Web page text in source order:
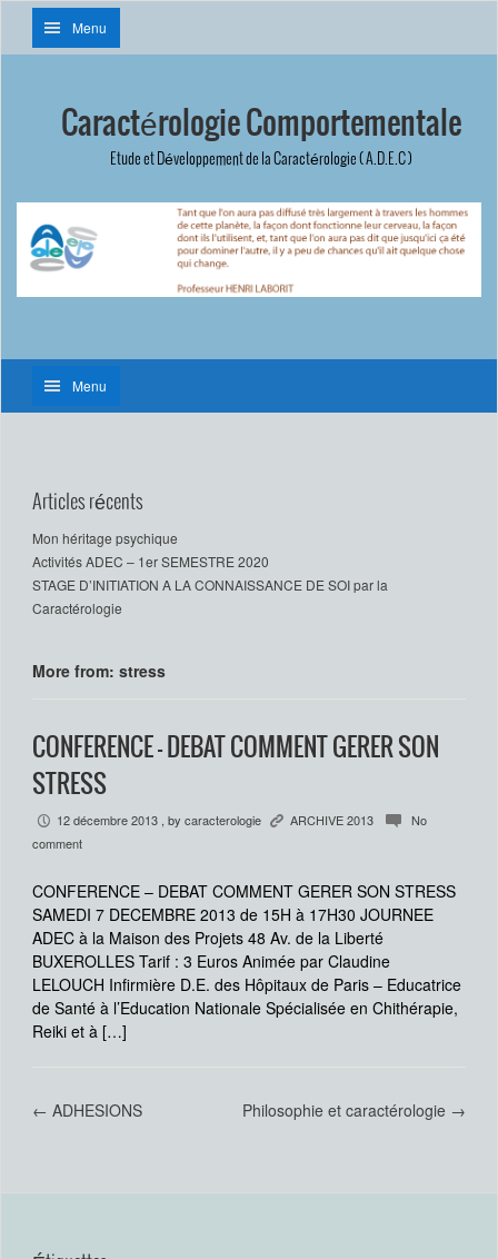
Menu
Caractérologie Comportementale
Etude et Développement de la Caractérologie ( A.D.E.C )
Menu
Articles récents
Mon héritage psychique
Activités ADEC – 1er SEMESTRE 2020
STAGE D’INITIATION A LA CONNAISSANCE DE SOI par la
Caractérologie
More from: stress
CONFERENCE – DEBAT COMMENT GERER SON
STRESS
P 12 décembre 2013 , by caracterologie K ARCHIVE 2013 c No
comment
CONFERENCE – DEBAT COMMENT GERER SON STRESS
SAMEDI 7 DECEMBRE 2013 de 15H à 17H30 JOURNEE
ADEC à la Maison des Projets 48 Av. de la Liberté
BUXEROLLES Tarif : 3 Euros Animée par Claudine
LELOUCH Infirmière D.E. des Hôpitaux de Paris – Educatrice
de Santé à l’Education Nationale Spécialisée en Chithérapie,
Reiki et à […]
← ADHESIONS Philosophie et caractérologie →